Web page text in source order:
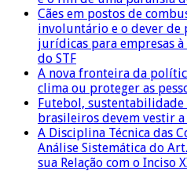
Cães em postos de
involuntário e o dever
jurídicas para empresas
do STF
A nova fronteira da
clima ou proteger as
Futebol, sustentabilidade
brasileiros devem vestir
A Disciplina Técnica das
Análise Sistemática do
sua Relação com o Inciso